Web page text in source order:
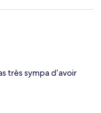
très sympa d’avoir